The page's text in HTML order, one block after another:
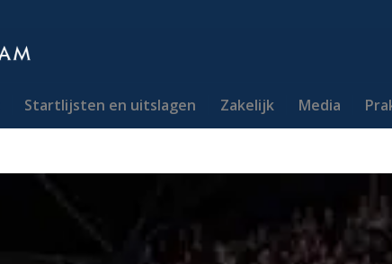
Startlijsten en uitslagen Zakelijk Media